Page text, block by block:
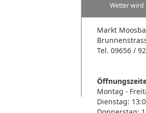
Wetter wird
Markt
Tel. 09656 /
Montag -
Dienstag: